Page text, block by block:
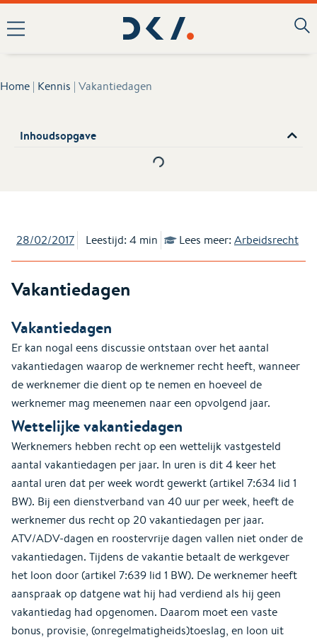
Home | Kennis | Vakantiedagen
Inhoudsopgave
28/02/2017 Leestijd: 4 min Lees meer: Arbeidsrecht
Vakantiedagen
Vakantiedagen
Er kan nogal eens discussie ontstaan over het aantal
vakantiedagen waarop de werknemer recht heeft, wanneer
de werknemer die dient op te nemen en hoeveel de
werknemer mag meenemen naar een opvolgend jaar.
Wettelijke vakantiedagen
Werknemers hebben recht op een wettelijk vastgesteld
aantal vakantiedagen per jaar. In uren is dit 4 keer het
aantal uren dat per week wordt gewerkt (artikel 7:634 lid 1
BW). Bij een dienstverband van 40 uur per week, heeft de
werknemer dus recht op 20 vakantiedagen per jaar.
ATV/ADV-dagen en roostervrije dagen vallen niet onder de
vakantiedagen. Tijdens de vakantie betaalt de werkgever
het loon door (artikel 7:639 lid 1 BW). De werknemer heeft
aanspraak op datgene wat hij had verdiend als hij geen
vakantiedag had opgenomen. Daarom moet een vaste
bonus, provisie, (onregelmatigheids)toeslag, en loon uit